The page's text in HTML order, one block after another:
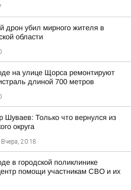
дрон убил мирного жителя в
области
на улице Щорса ремонтируют
длиной 700 метров
Шуваев: Только что вернулся из
округа
Вчера, 20:18
в городской поликлинике
помощи участникам СВО и их